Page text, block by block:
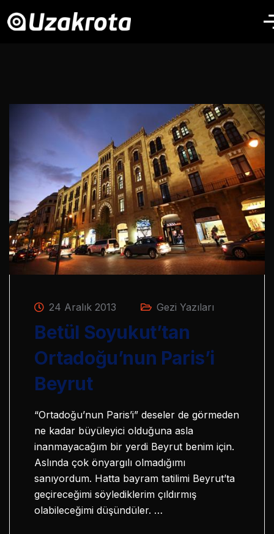
24 Aralık 2013 Gezi Yazıları
Betül Soyukut’tan
Ortadoğu’nun Paris’i
Beyrut
“Ortadoğu’nun Paris’i” deseler de görmeden
ne kadar büyüleyici olduğuna asla
inanmayacağım bir yerdi Beyrut benim için.
Aslında çok önyargılı olmadığımı
sanıyordum. Hatta bayram tatilimi Beyrut’ta
geçireceğimi söylediklerim çıldırmış
olabileceğimi düşündüler. …